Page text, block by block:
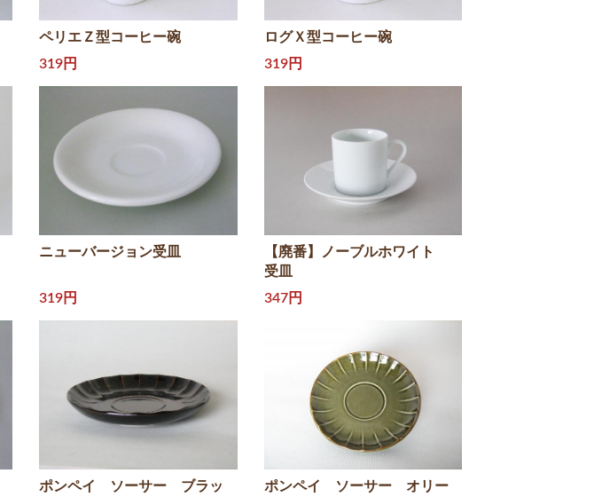
ペリエＺ型コーヒー碗
319円
ログＸ型コーヒー碗
319円
ニューバージョン受皿
319円
【廃番】ノーブルホワイト
受皿
347円
ポンペイ ソーサー ブラッ
ポンペイ ソーサー オリー